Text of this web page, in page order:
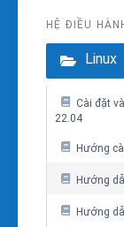
HỆ ĐIỀU
Linux
Cài đặt
22.04
Hướng
Hướng
Hướng